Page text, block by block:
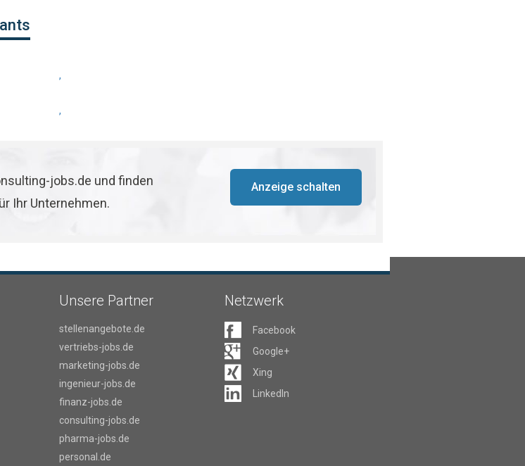
,
,
jobs.de und finden
Ihr Unternehmen.
Anzeige schalten
Unsere Partner
stellenangebote.de
vertriebs-jobs.de
marketing-jobs.de
ingenieur-jobs.de
finanz-jobs.de
consulting-jobs.de
pharma-jobs.de
personal.de
Netzwerk
Facebook
Google+
Xing
LinkedIn